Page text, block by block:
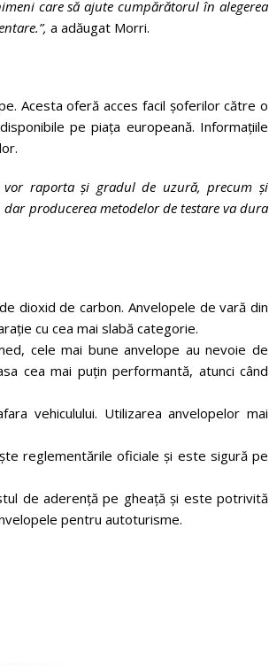
care să ajute cumpărătorul în alegerea
a adăugat Morri.
Acesta oferă acces facil șoferilor către o
pe piața europeană. Informațiile
vor raporta și gradul de uzură, precum și
producerea metodelor de testare va dura
dioxid de carbon. Anvelopele de vară din
cu cea mai slabă categorie.
cele mai bune anvelope au nevoie de
cea mai puțin performantă, atunci când
vehiculului. Utilizarea anvelopelor mai
reglementările oficiale și este sigură pe
de aderență pe gheață și este potrivită
pentru autoturisme.